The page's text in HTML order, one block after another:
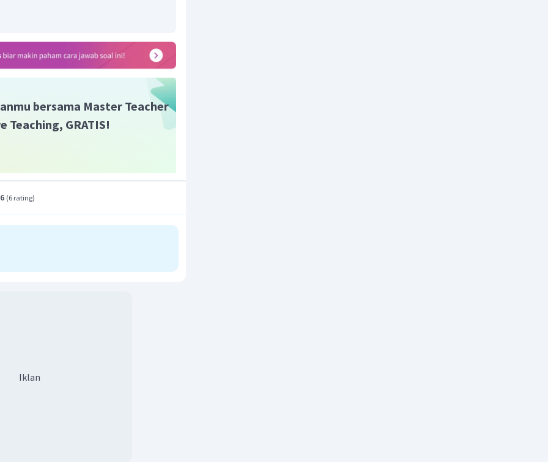
yang mengalami perubahan biloks
= 0
bersama Master Teacher
Teaching, GRATIS!
(6 rating)
Iklan